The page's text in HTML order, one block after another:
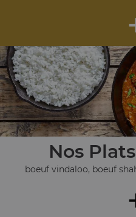
Nos
boeuf vindaloo, boeuf